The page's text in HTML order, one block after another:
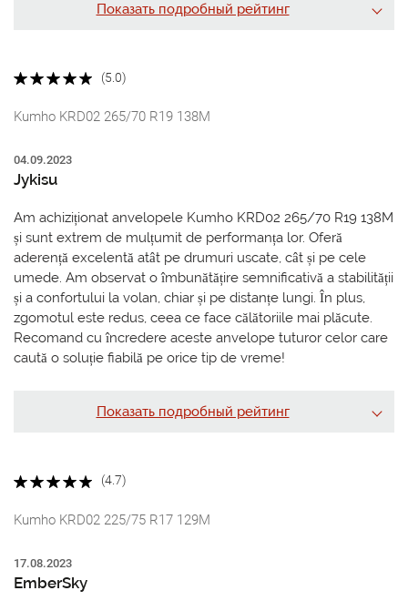
Показать подробный рейтинг
(5.0)
Kumho KRD02 265/70 R19 138M
04.09.2023
Jykisu
Am achiziționat anvelopele Kumho KRD02 265/70 R19 138M
și sunt extrem de mulțumit de performanța lor. Oferă
aderență excelentă atât pe drumuri uscate, cât și pe cele
umede. Am observat o îmbunătățire semnificativă a stabilității
și a confortului la volan, chiar și pe distanțe lungi. În plus,
zgomotul este redus, ceea ce face călătoriile mai plăcute.
Recomand cu încredere aceste anvelope tuturor celor care
caută o soluție fiabilă pe orice tip de vreme!
Показать подробный рейтинг
(4.7)
Kumho KRD02 225/75 R17 129M
17.08.2023
EmberSky